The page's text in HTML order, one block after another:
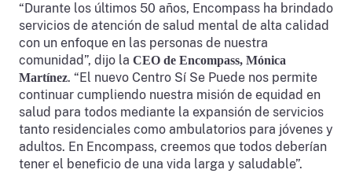
“Durante los últimos 50 años, Encompass ha brindado
servicios de atención de salud mental de alta calidad
con un enfoque en las personas de nuestra
comunidad”, dijo la CEO de Encompass, Mónica
Martínez. “El nuevo Centro Sí Se Puede nos permite
continuar cumpliendo nuestra misión de equidad en
salud para todos mediante la expansión de servicios
tanto residenciales como ambulatorios para jóvenes y
adultos. En Encompass, creemos que todos deberían
tener el beneficio de una vida larga y saludable”.